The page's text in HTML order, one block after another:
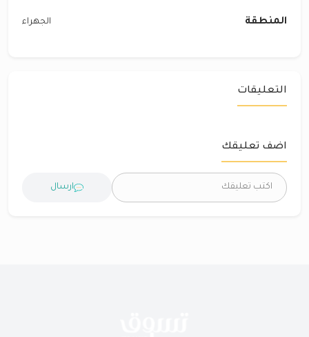
المنطقة الجهراء
التعليقات
اضف تعليقك
ارسال